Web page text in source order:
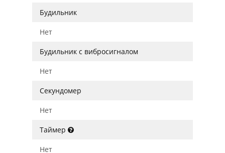
Будильник
Нет
Будильник с вибросигналом
Нет
Секундомер
Нет
Таймер
Нет